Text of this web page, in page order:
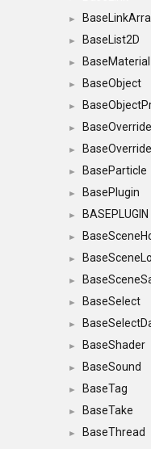
►
► BaseList2D
► BaseMaterial
► BaseObject
►
► BaseOverride
►
► BaseParticle
► BasePlugin
► BASEPLUGIN
►
►
►
► BaseSelect
►
► BaseShader
► BaseSound
► BaseTag
► BaseTake
►
BaseThread